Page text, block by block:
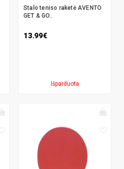
Stalo teniso raketė AVENTO
GET & GO..
13.99€
Išparduota